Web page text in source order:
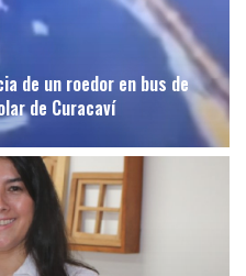
de un roedor en bus de
de Curacaví